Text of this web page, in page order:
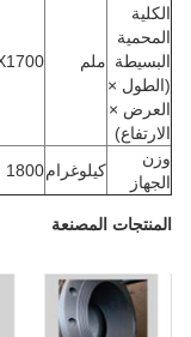
×
×
ملم
كيلوغرام1800
المصنعة